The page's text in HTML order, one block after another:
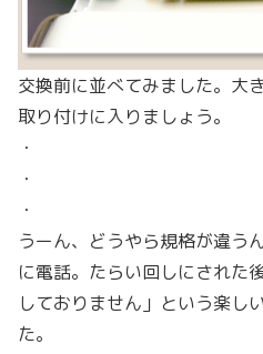
交換前に並べてみました。大
取り付けに入りましょう。
・
・
・
うーん、どうやら規格が違う
に電話。たらい回しにされた
しておりません」という楽し
た。